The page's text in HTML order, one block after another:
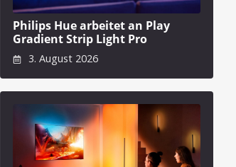
Philips Hue arbeitet an Play
Gradient Strip Light Pro
3. August 2026